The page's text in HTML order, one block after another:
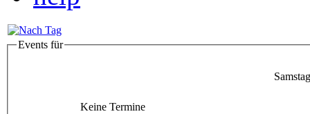
Events für
Keine Termine